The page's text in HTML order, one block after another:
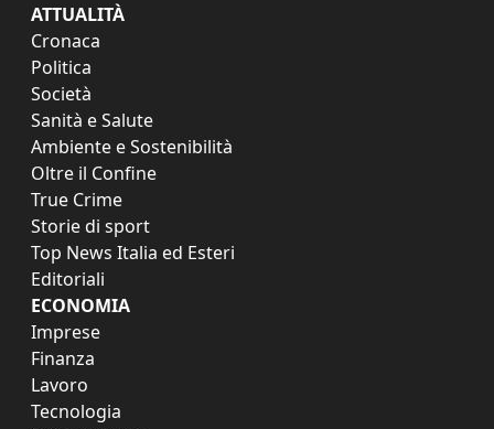
ATTUALITÀ
Cronaca
Politica
Società
Sanità e Salute
Ambiente e Sostenibilità
Oltre il Confine
True Crime
Storie di sport
Top News Italia ed Esteri
Editoriali
ECONOMIA
Imprese
Finanza
Lavoro
Tecnologia